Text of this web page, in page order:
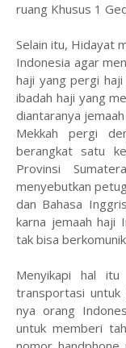
ruang Khusus 1
Selain itu, Hidayat
Indonesia agar
haji yang pergi
ibadah haji yang
diantaranya
Mekkah pergi
berangkat satu
Provinsi
menyebutkan
dan Bahasa
karna jemaah haji
tak bisa
Menyikapi hal itu
transportasi untuk
nya orang
untuk memberi